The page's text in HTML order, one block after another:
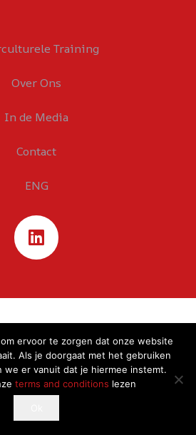
Training
Over Ons
In de Media
Contact
ENG
you agree with it.
ervoor te zorgen dat onze website
Als je doorgaat met het gebruiken
we er vanuit dat je hiermee instemt.
terms and conditions lezen